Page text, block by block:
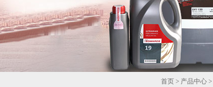
首页 > 产品中心 >